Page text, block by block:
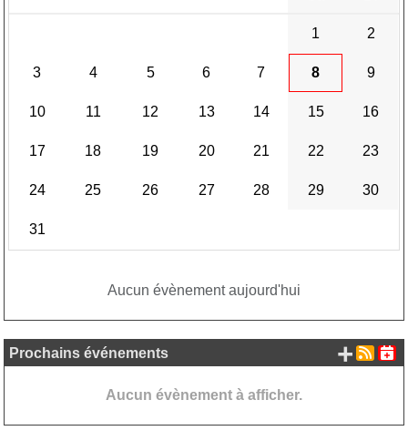
1 2
3 4 5 6 7 8 9
10 11 12 13 14 15 16
17 18 19 20 21 22 23
24 25 26 27 28 29 30
31
Aucun évènement aujourd'hui
Prochains événements
Aucun évènement à afficher.
+